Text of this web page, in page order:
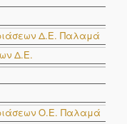
Δ.E. Παλαμά
Δ.Ε.
Ο.E. Παλαμά